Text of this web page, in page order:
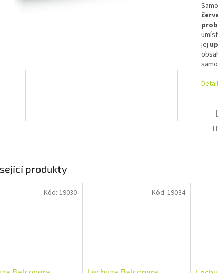
jej
produkty
Kód: 19030 Kód: 19034